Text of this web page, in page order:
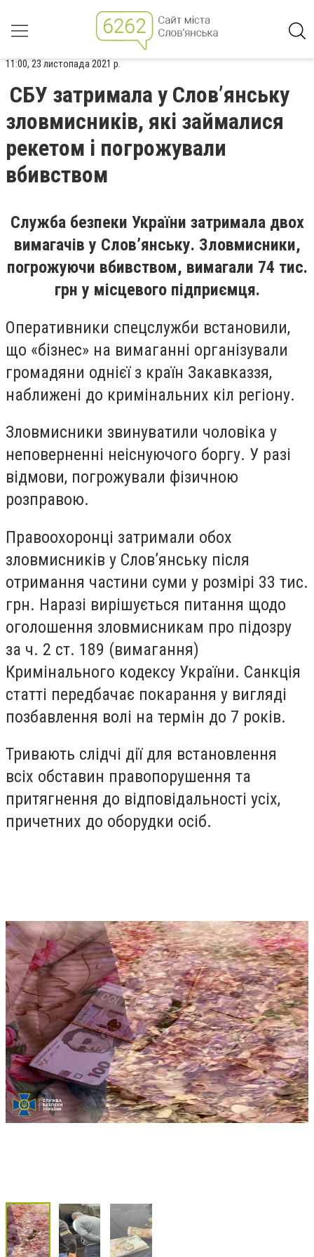
11:00, 23 листопада 2021 р.
СБУ затримала у Слов’янську
зловмисників, які займалися
рекетом і погрожували
вбивством
Служба безпеки України затримала двох
вимагачів у Слов’янську. Зловмисники,
погрожуючи вбивством, вимагали 74 тис.
грн у місцевого підприємця.
Оперативники спецслужби встановили,
що «бізнес» на вимаганні організували
громадяни однієї з країн Закавказзя,
наближені до кримінальних кіл регіону.
Зловмисники звинуватили чоловіка у
неповерненні неіснуючого боргу. У разі
відмови, погрожували фізичною
розправою.
Правоохоронці затримали обох
зловмисників у Слов’янську після
отримання частини суми у розмірі 33 тис.
грн. Наразі вирішується питання щодо
оголошення зловмисникам про підозру
за ч. 2 ст. 189 (вимагання)
Кримінального кодексу України. Санкція
статті передбачає покарання у вигляді
позбавлення волі на термін до 7 років.
Тривають слідчі дії для встановлення
всіх обставин правопорушення та
притягнення до відповідальності усіх,
причетних до оборудки осіб.